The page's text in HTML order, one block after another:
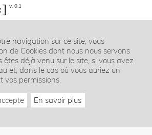
v. 0.1
navigation sur ce site, vous
de Cookies dont nous nous servons
êtes déjà venu sur le site, si vous avez
et, dans le cas où vous auriez un
vos permissions.
En savoir plus